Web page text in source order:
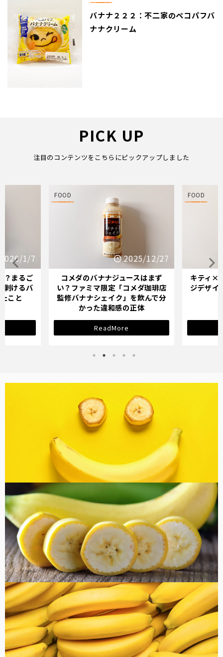
バナナ２２２：不二家のペコパフバ
ナナクリーム
PICK UP
注目のコンテンツをこちらにピックアップしました
12/27
はまず
ダ珈琲店
んで分
FOOD
2025/12/21
キティ×バナナミルクのパッケー
ジデザインが示す「学び直し」の
サインとは？
ReadMore
FOOD
オイシッ
ている人
コラム
健康・美容